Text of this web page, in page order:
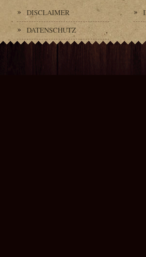
DISCLAIMER
DATENSCHUTZ